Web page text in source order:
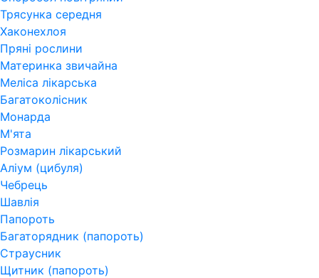
Трясунка середня
Хаконехлоя
Пряні рослини
Материнка звичайна
Меліса лікарська
Багатоколісник
Монарда
М'ята
Розмарин лікарський
Аліум (цибуля)
Чебрець
Шавлія
Папороть
Багаторядник (папороть)
Страусник
Щитник (папороть)